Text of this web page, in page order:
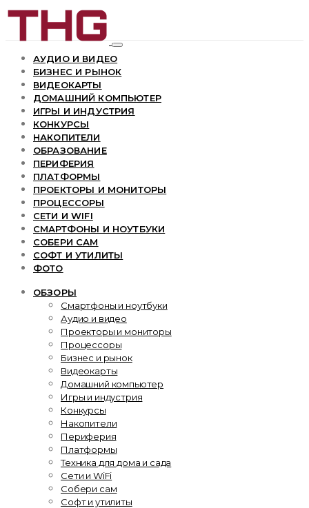
АУДИО И ВИДЕО
БИЗНЕС И РЫНОК
ВИДЕОКАРТЫ
ДОМАШНИЙ КОМПЬЮТЕР
ИГРЫ И ИНДУСТРИЯ
КОНКУРСЫ
НАКОПИТЕЛИ
ОБРАЗОВАНИЕ
ПЕРИФЕРИЯ
ПЛАТФОРМЫ
ПРОЕКТОРЫ И МОНИТОРЫ
ПРОЦЕССОРЫ
СЕТИ И WIFI
СМАРТФОНЫ И НОУТБУКИ
СОБЕРИ САМ
СОФТ И УТИЛИТЫ
ФОТО
ОБЗОРЫ
Смартфоны и ноутбуки
Аудио и видео
Проекторы и мониторы
Процессоры
Бизнес и рынок
Видеокарты
Домашний компьютер
Игры и индустрия
Конкурсы
Накопители
Периферия
Платформы
Техника для дома и сада
Сети и WiFi
Собери сам
Софт и утилиты